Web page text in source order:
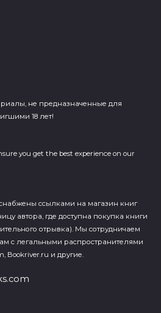
не предназначенные для
18 лет!
you get the best experience on our
ссылками на магазин книг
автора, где доступна покупка книги
отрывка). Мы сотрудничаем
с легальными распространителями
Bookriver.ru и другие.